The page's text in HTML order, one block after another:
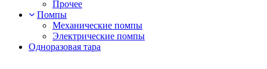
Прочее
Помпы
Механические помпы
Электрические помпы
Одноразовая тара